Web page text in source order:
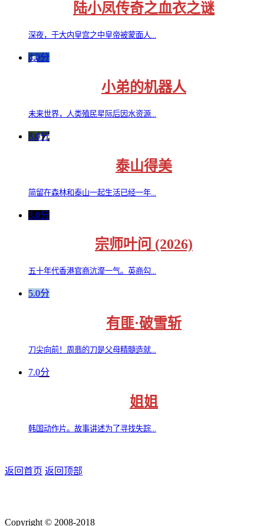
陆小凤传奇之血衣之谜
深夜，于大内皇宫之中皇帝被蒙面人...
4.0分
小弟的机器人
未来世界，人类殖民星际后因水资源...
8.0分
泰山得美
简留在森林和泰山一起生活已经一年...
3.0分
宗师叶问 (2026)
五十年代香港官商沆瀣一气。英商勾...
5.0分
有匪·破雪斩
刀尖向前！周翡的刀是父母精髓造就...
7.0分
姐姐
韩国动作片。故事讲述为了寻找失踪...
返回首页 返回顶部
Copyright © 2008-2018